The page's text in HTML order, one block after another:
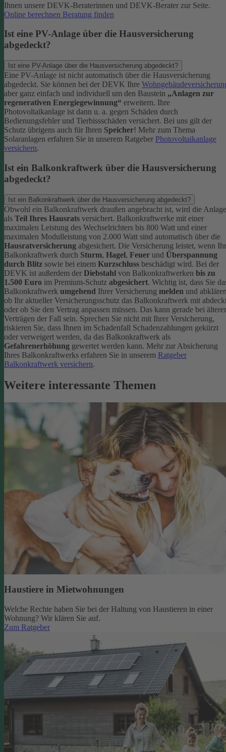
Ihnen unsere DEVK-Beraterinnen und DEVK-Berater zur Seite.
Online berechnen Beratung finden
Ist eine PV-Anlage über die Hausversicherung
abgedeckt?
Ist eine PV-Anlage über die Hausversicherung abgedeckt?
Eine PV-Anlage ist nicht automatisch über die Hausversicherung
abgedeckt. Sie können bei der DEVK Ihre
aber ganz einfach und individuell um den Baustein „Anlagen zur
regenerativen Energiegewinnung“ erweitern. Ihre
Photovoltaikanlage ist dann u. a. gegen Schäden durch
Bedienungsfehler und Tierbissschäden versichert. Bei uns gilt der
Schutz übrigens auch für Ihren Speicher! Mehr zum Thema
Solaranlagen erfahren Sie in unserem Ratgeber Photovoltaikanlage
versichern.
Ist ein Balkonkraftwerk über die Hausversicherung
abgedeckt?
Ist ein Balkonkraftwerk über die Hausversicherung abgedeckt?
Obwohl ein Balkonkraftwerk draußen angebracht ist, wird die Anlage
als Teil Ihres Hausrats versichert. Balkonkraftwerke mit einer
maximalen Leistung des Wechselrichters bis 800 Watt und einer
maximalen Modulleistung von 2.000 Watt sind automatisch über die
Hausratversicherung abgesichert. Die Versicherung leistet, wenn Ihr
Balkonkraftwerk durch Sturm, Hagel, Feuer und Überspannung
durch Blitz sowie bei einem Kurzschluss beschädigt wird. Bei der
DEVK ist außerdem der Diebstahl von Balkonkraftwerken bis zu
1.500 Euro im Premium-Schutz abgesichert. Wichtig ist, dass Sie
Balkonkraftwerk umgehend Ihrer Versicherung melden und
ob Ihr aktueller Versicherungsschutz das Balkonkraftwerk mit
oder ob Sie den Vertrag anpassen müssen. Das kann gerade bei
Verträgen der Fall sein. Sprechen Sie nicht mit Ihrer Versicherung,
riskieren Sie, dass Ihnen im Schadenfall Schadenzahlungen gekürzt
oder verweigert werden, da das Balkonkraftwerk als
Gefahrenerhöhung gewertet werden kann. Mehr zur Absicherung
Ihres Balkonkraftwerks erfahren Sie in unserem Ratgeber
Balkonkraftwerk versichern.
Weitere interessante Themen
Haustiere in Mietwohnungen
Welche Rechte haben Sie bei der Haltung von Haustieren in einer
Wohnung? Wir klären Sie auf.
Zum Ratgeber